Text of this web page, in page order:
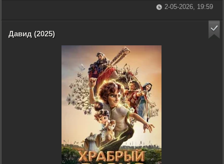
2-05-2026, 19:59
Давид (2025)